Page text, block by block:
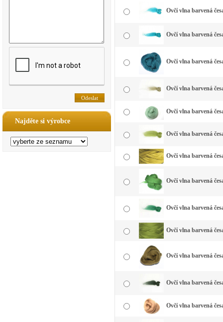
Najděte si výrobce
Ovčí vlna barvená
Ovčí vlna barvená
Ovčí vlna barvená
Ovčí vlna barvená
Ovčí vlna barvená
Ovčí vlna barvená
Ovčí vlna barvená
Ovčí vlna barvená
Ovčí vlna barvená
Ovčí vlna barvená
Ovčí vlna barvená
Ovčí vlna barvená
Ovčí vlna barvená